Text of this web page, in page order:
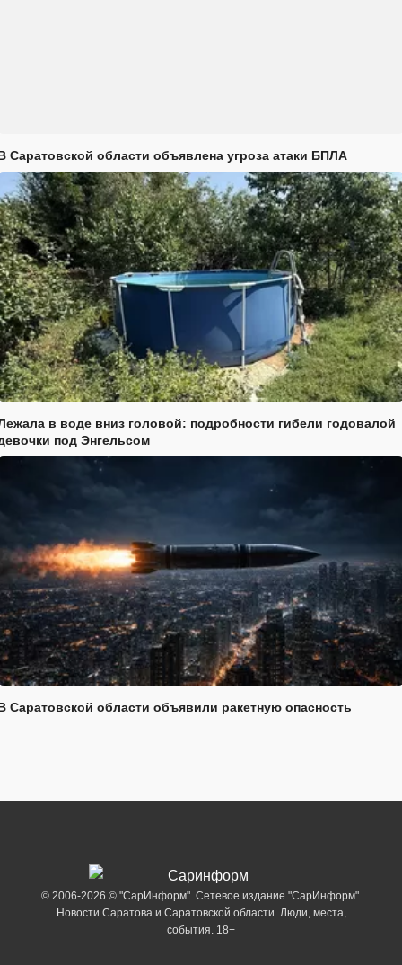
Саратовской области объявлена угроза атаки БПЛА
в воде вниз головой: подробности гибели годовалой
под Энгельсом
Саратовской области объявили ракетную опасность
© 2006-2026 © "СарИнформ". Сетевое издание "СарИнформ".
Новости Саратова и Саратовской области. Люди, места,
события. 18+